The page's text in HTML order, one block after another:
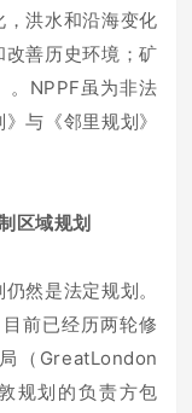
洪水和沿海变化
善历史环境；矿
。NPPF虽为非法
与《邻里规划》
区域规划
然是法定规划。
前已经历两轮修
（GreatLondon
规划的负责方包